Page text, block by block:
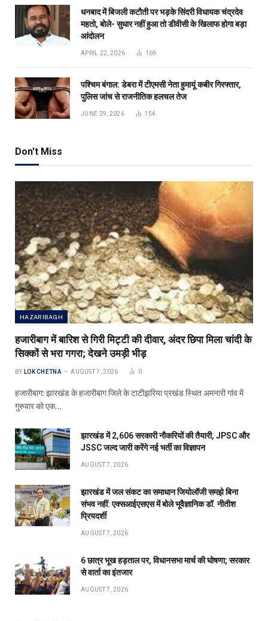
धनबाद में बिजली कटौती पर भड़के सिंदरी विधायक चंद्रदेव
महतो, बोले- सुधार नहीं हुआ तो डीवीसी के खिलाफ होगा बड़ा
आंदोलन
APRIL 22, 2026 169
पश्चिम बंगाल: डेबरा में टीएमसी नेता हुमायूं कबीर गिरफ्तार,
पुलिस जांच से राजनीतिक हलचल तेज
JUNE 29, 2026 154
Don't Miss
HAZARIBAGH
हजारीबाग में बारिश से गिरी मिट्टी की दीवार, अंदर छिपा मिला चांदी के
सिक्कों से भरा गगरा; देखने उमड़ी भीड़
BY LOK CHETNA AUGUST 7, 2026 0
हजारीबाग: झारखंड के हजारीबाग जिले के टाटीझरिया प्रखंड स्थित अमनारी गांव में
गुरुवार को एक…
झारखंड में 2,606 सरकारी नौकरियों की तैयारी, JPSC और
JSSC जल्द जारी करेंगे नई भर्ती का विज्ञापन
AUGUST 7, 2026
झारखंड में जल संकट का समाधान जियोलॉजी समझे बिना
संभव नहीं: एक्सआईएसएस में बोले भूवैज्ञानिक डॉ. नीतीश
प्रियदर्शी
AUGUST 7, 2026
6 छात्र भूख हड़ताल पर, विधानसभा मार्च की घोषणा; सरकार
से वार्ता का इंतजार
AUGUST 7, 2026